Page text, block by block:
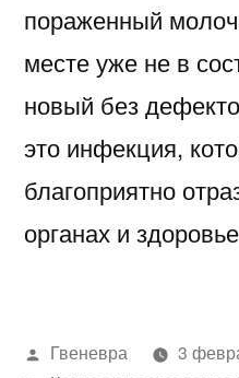
пораженный
месте уже не в
новый без
это инфекция,
благоприятно
органах и
Написано
Гвеневра
3